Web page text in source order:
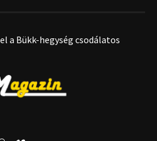
a Bükk-hegység csodálatos